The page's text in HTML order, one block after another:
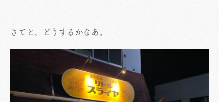
さてと、どうするかなあ。